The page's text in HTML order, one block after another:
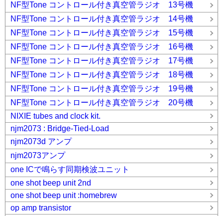
NF型Tone コントロール付き真空管ラジオ 13号機
NF型Tone コントロール付き真空管ラジオ 14号機
NF型Tone コントロール付き真空管ラジオ 15号機
NF型Tone コントロール付き真空管ラジオ 16号機
NF型Tone コントロール付き真空管ラジオ 17号機
NF型Tone コントロール付き真空管ラジオ 18号機
NF型Tone コントロール付き真空管ラジオ 19号機
NF型Tone コントロール付き真空管ラジオ 20号機
NIXIE tubes and clock kit.
njm2073 : Bridge-Tied-Load
njm2073d アンプ
njm2073アンプ
one ICで鳴らす同期検波ユニット
one shot beep unit 2nd
one shot beep unit :homebrew
op amp transistor